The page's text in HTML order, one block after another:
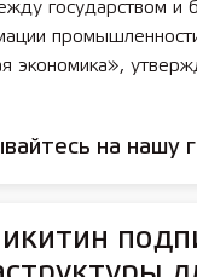
государством и
экономика»,
на нашу